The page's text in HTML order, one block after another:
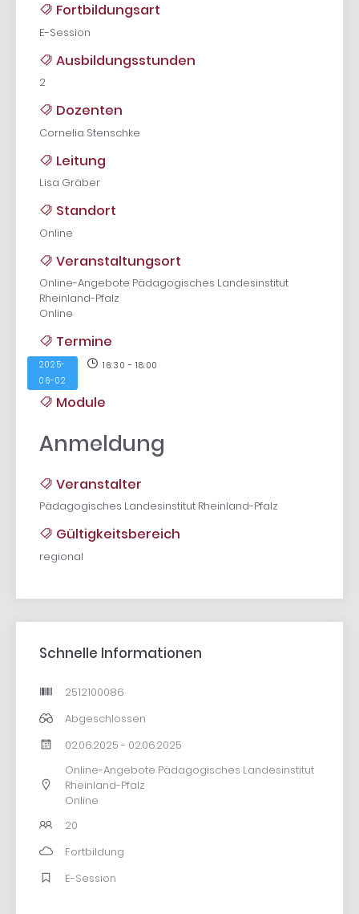
Fortbildungsart
E-Session
Ausbildungsstunden
2
Dozenten
Cornelia Stenschke
Leitung
Lisa Gräber
Standort
Online
Veranstaltungsort
Online-Angebote Pädagogisches Landesinstitut
Rheinland-Pfalz
Online
Termine
2025-
06-02
16:30 - 18:00
Module
Anmeldung
Veranstalter
Pädagogisches Landesinstitut Rheinland-Pfalz
Gültigkeitsbereich
regional
Schnelle Informationen
2512100086
Abgeschlossen
02.06.2025 - 02.06.2025
Online-Angebote Pädagogisches Landesinstitut
Rheinland-Pfalz
Online
20
Fortbildung
E-Session